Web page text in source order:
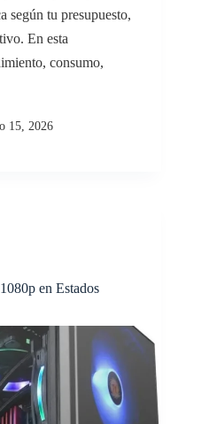
según tu presupuesto,
En esta
consumo,
15, 2026
en Estados